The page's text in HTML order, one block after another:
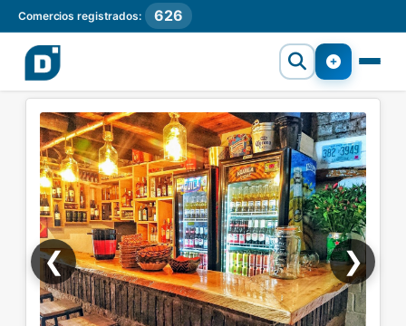
Comercios registrados: 626
❮ ❯